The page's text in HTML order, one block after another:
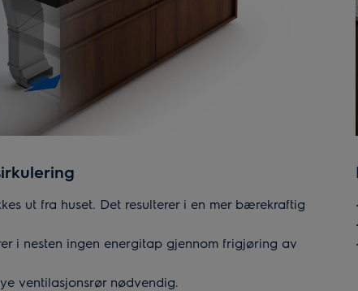
ut fra huset. Det resulterer i en mer bærekraftig
i nesten ingen energitap gjennom frigjøring av
ventilasjonsrør nødvendig.